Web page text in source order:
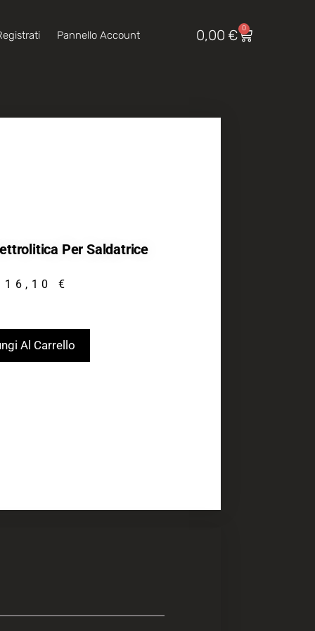
Pannello Account 0,00 € 0
Per Saldatrice
16,10 €
Al Carrello